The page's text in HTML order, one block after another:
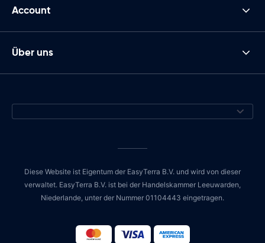
Account
Über uns
Diese Website ist Eigentum der EasyTerra B.V. und wird von dieser
verwaltet. EasyTerra B.V. ist bei der Handelskammer Leeuwarden,
Niederlande, unter der Nummer 01104443 eingetragen.